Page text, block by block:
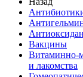
Вакцины
Витаминно-
и лакомства